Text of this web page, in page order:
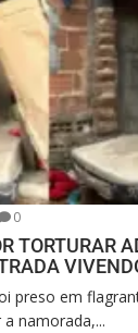
0
TORTURAR
preso em
namorada,...